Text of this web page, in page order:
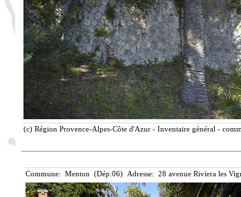
(c) Région Provence-Alpes-Côte d'Azur - Inventaire général -
Commune: Menton (Dép.06) Adresse: 28 avenue Riviera les